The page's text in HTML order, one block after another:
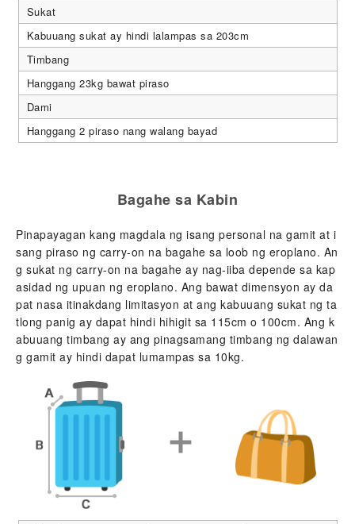
Sukat
Kabuuang sukat ay hindi lalampas sa 203cm
Timbang
Hanggang 23kg bawat piraso
Dami
Hanggang 2 piraso nang walang bayad
Bagahe sa Kabin
Pinapayagan kang magdala ng isang personal na gamit at i
sang piraso ng carry-on na bagahe sa loob ng eroplano. An
g sukat ng carry-on na bagahe ay nag-iiba depende sa kap
asidad ng upuan ng eroplano. Ang bawat dimensyon ay da
pat nasa itinakdang limitasyon at ang kabuuang sukat ng ta
tlong panig ay dapat hindi hihigit sa 115cm o 100cm. Ang k
abuuang timbang ay ang pinagsamang timbang ng dalawan
g gamit ay hindi dapat lumampas sa 10kg.